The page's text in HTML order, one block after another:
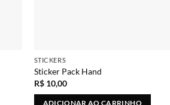
STICKERS
Sticker Pack Hand
R$10,00
ADICIONAR AO CARRINHO